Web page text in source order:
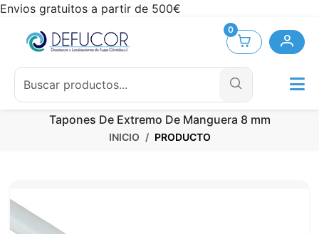
Envios gratuitos a partir de 500€
0
Tapones De Extremo De Manguera 8 mm
INICIO PRODUCTO